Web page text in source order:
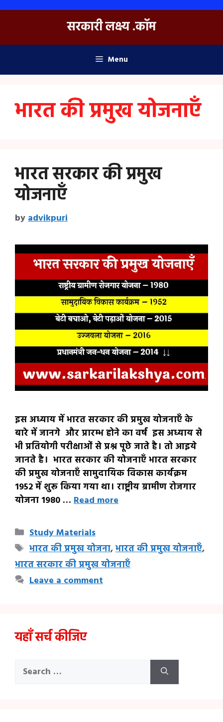
Skip
सरकारी लक्ष्य .कॉम
Menu
भारत की प्रमुख योजनाएँ
भारत सरकार की प्रमुख
योजनाएँ
byadvikpuri
इस अध्याय में भारत सरकार की प्रमुख योजनाएँ के
बारे में जानगे और प्रारम्भ होने का वर्ष इस अध्याय से
भी प्रतियोगी परीक्षाओं से प्रश्न पूछे जाते है। तो आइये
जानते है। भारत सरकार की योजनाएँ भारत सरकार
की प्रमुख योजनाएँ सामुदायिक विकास कार्यक्रम
1952 में शुरू किया गया था। राष्ट्रीय ग्रामीण रोजगार
योजना 1980 … Read more
Categories
Study Materials
Tags
भारत की प्रमुख योजना,भारत की प्रमुख योजनाएँ,
भारत सरकार की प्रमुख योजनाएँ
Leave a comment
यहाँ सर्च कीजिए
Search